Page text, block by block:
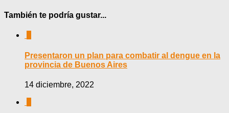
También te podría gustar...
Presentaron un plan para combatir al dengue en la
provincia de Buenos Aires
14 diciembre, 2022